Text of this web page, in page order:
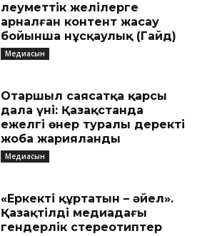
Әлеуметтік желілерге
арналған контент жасау
бойынша нұсқаулық (Гайд)
Медиасын
Отаршыл саясатқа қарсы
дала үні: Қазақстанда
ежелгі өнер туралы деректі
жоба жарияланды
Медиасын
«Еркекті құртатын – әйел».
Қазақтілді медиадағы
гендерлік стереотиптер